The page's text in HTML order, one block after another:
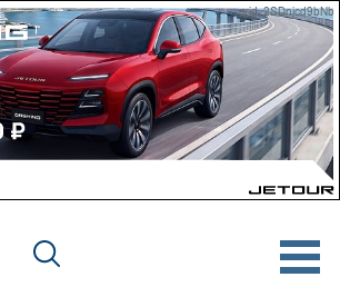
erid: 2SDnjcd9bNb